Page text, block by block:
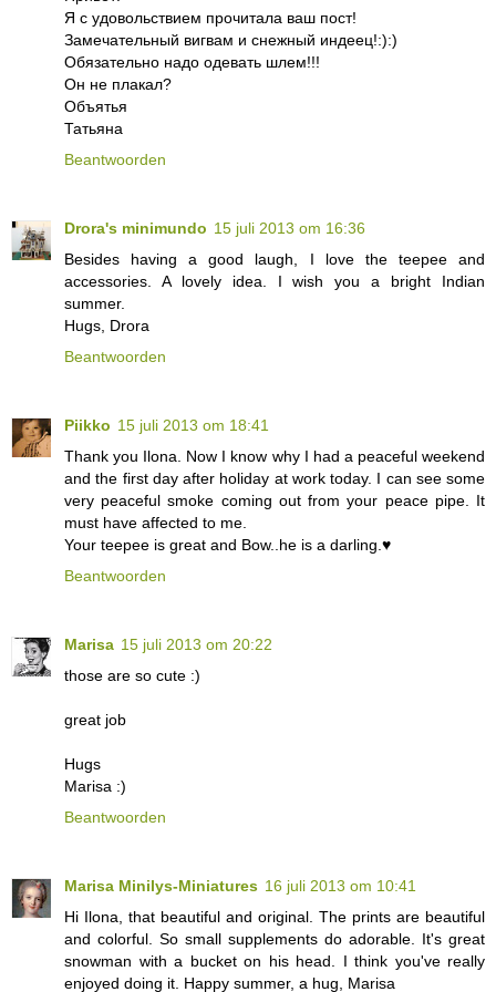
Я с удовольствием прочитала ваш пост!
Замечательный вигвам и снежный индеец!:):)
Обязательно надо одевать шлем!!!
Он не плакал?
Объятья
Татьяна
Beantwoorden
Drora's minimundo 15 juli 2013 om 16:36
Besides having a good laugh, I love the teepee and
accessories. A lovely idea. I wish you a bright Indian
summer.
Hugs, Drora
Beantwoorden
Piikko 15 juli 2013 om 18:41
Thank you Ilona. Now I know why I had a peaceful weekend
and the first day after holiday at work today. I can see some
very peaceful smoke coming out from your peace pipe. It
must have affected to me.
Your teepee is great and Bow..he is a darling.♥
Beantwoorden
Marisa 15 juli 2013 om 20:22
those are so cute :)
great job
Hugs
Marisa :)
Beantwoorden
Marisa Minilys-Miniatures 16 juli 2013 om 10:41
Hi Ilona, that beautiful and original. The prints are beautiful
and colorful. So small supplements do adorable. It's great
snowman with a bucket on his head. I think you've really
enjoyed doing it. Happy summer, a hug, Marisa